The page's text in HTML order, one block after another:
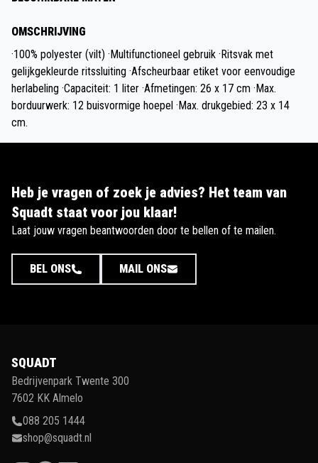
OMSCHRIJVING
·100% polyester (vilt) ·Multifunctioneel gebruik ·Ritsvak met
gelijkgekleurde ritssluiting ·Afscheurbaar etiket voor eenvoudige
herlabeling ·Capaciteit: 1 liter ·Afmetingen: 26 x 17 cm ·Max.
borduurwerk: 12 buisvormige hoepel ·Max. drukgebied: 23 x 14
cm.
Heb je vragen of zoek je advies? Het team van
Squadt staat voor jou klaar!
Laat jouw vragen beantwoorden door te bellen of te mailen.
BEL ONS MAIL ONS
SQUADT
Bedrijvenpark Twente 300
7602 KK Almelo
088 205 1444
shop@squadt.nl